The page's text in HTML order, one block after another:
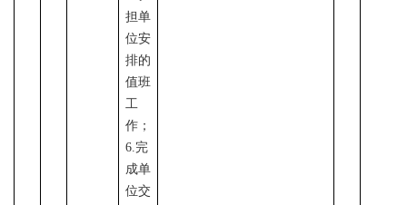
担单
位安
排的
值班
工
作；
6.完
成单
位交